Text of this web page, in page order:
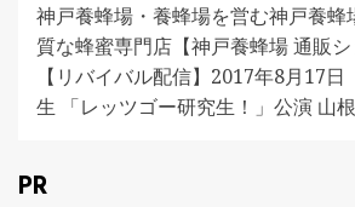
神戸養蜂場・養蜂場を営む神戸養蜂
質な蜂蜜専門店【神戸養蜂場 通販シ
【リバイバル配信】2017年8月17
生 「レッツゴー研究生！」公演 山
PR